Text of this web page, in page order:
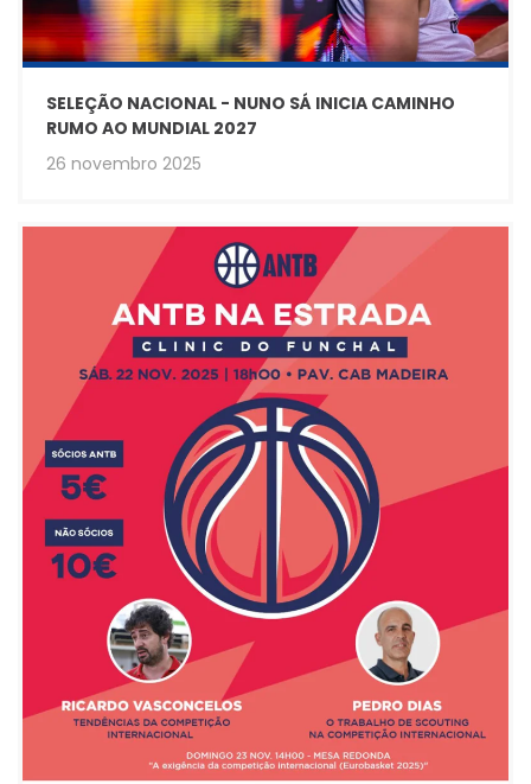
SELEÇÃO NACIONAL - NUNO SÁ INICIA CAMINHO
RUMO AO MUNDIAL 2027
26 novembro 2025